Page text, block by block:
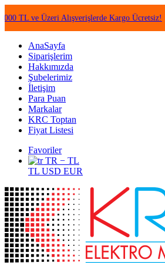
Üzeri Alışverişlerde Kargo Ücretsiz! •
AnaSayfa
Siparişlerim
Hakkımızda
Şubelerimiz
İletişim
Para Puan
Markalar
KRC Toptan
Fiyat Listesi
Favoriler
TR − TL
TL USD EUR